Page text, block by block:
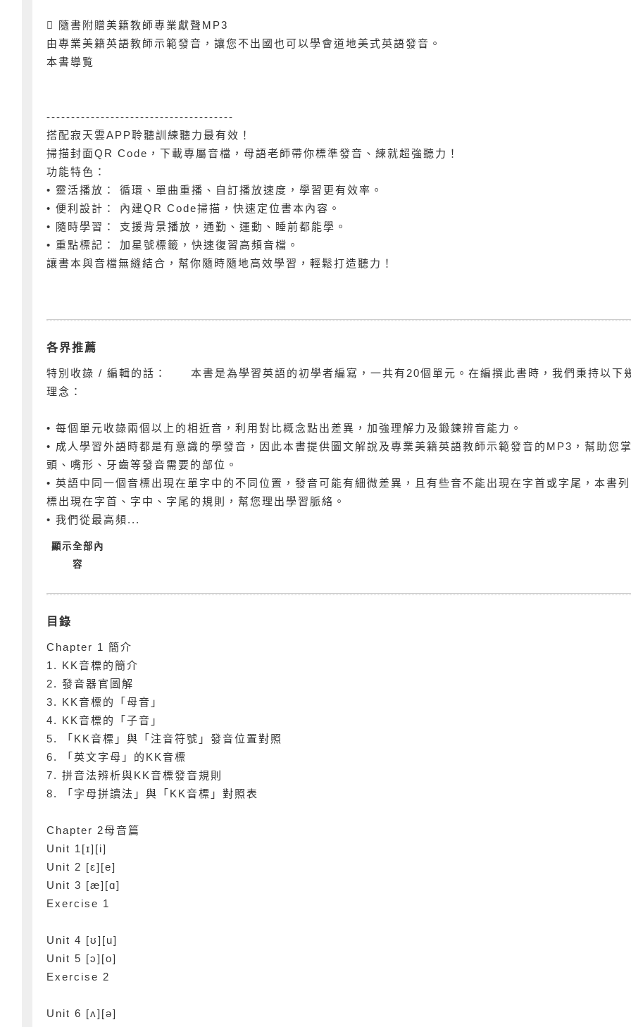
 隨書附贈美籍教師專業獻聲MP3
由專業美籍英語教師示範發音，讓您不出國也可以學會道地美式英語發音。
本書導覧
--------------------------------------
搭配寂天雲APP聆聽訓練聽力最有效！
掃描封面QR Code，下載專屬音檔，母語老師帶你標準發音、練就超強聽力！
功能特色：
• 靈活播放： 循環、單曲重播、自訂播放速度，學習更有效率。
• 便利設計： 內建QR Code掃描，快速定位書本內容。
• 隨時學習： 支援背景播放，通勤、運動、睡前都能學。
• 重點標記： 加星號標籤，快速復習高頻音檔。
讓書本與音檔無縫結合，幫你隨時隨地高效學習，輕鬆打造聽力！
各界推薦
特別收錄 / 編輯的話： 本書是為學習英語的初學者編寫，一共有20個單元。在編撰此書時，我們秉持以下
理念：
• 每個單元收錄兩個以上的相近音，利用對比概念點出差異，加強理解力及鍛鍊辨音能力。
• 成人學習外語時都是有意識的學發音，因此本書提供圖文解說及專業美籍英語教師示範發音的MP3，幫助您
頭、嘴形、牙齒等發音需要的部位。
• 英語中同一個音標出現在單字中的不同位置，發音可能有細微差異，且有些音不能出現在字首或字尾，本書
標出現在字首、字中、字尾的規則，幫您理出學習脈絡。
• 我們從最高頻...
顯示全部內
容
目錄
Chapter 1 簡介
1. KK音標的簡介
2. 發音器官圖解
3. KK音標的「母音」
4. KK音標的「子音」
5. 「KK音標」與「注音符號」發音位置對照
6. 「英文字母」的KK音標
7. 拼音法辨析與KK音標發音規則
8. 「字母拼讀法」與「KK音標」對照表
Chapter 2母音篇
Unit 1[ɪ][i]
Unit 2 [ɛ][e]
Unit 3 [æ][ɑ]
Exercise 1
Unit 4 [ʊ][u]
Unit 5 [ɔ][o]
Exercise 2
Unit 6 [ʌ][ə]